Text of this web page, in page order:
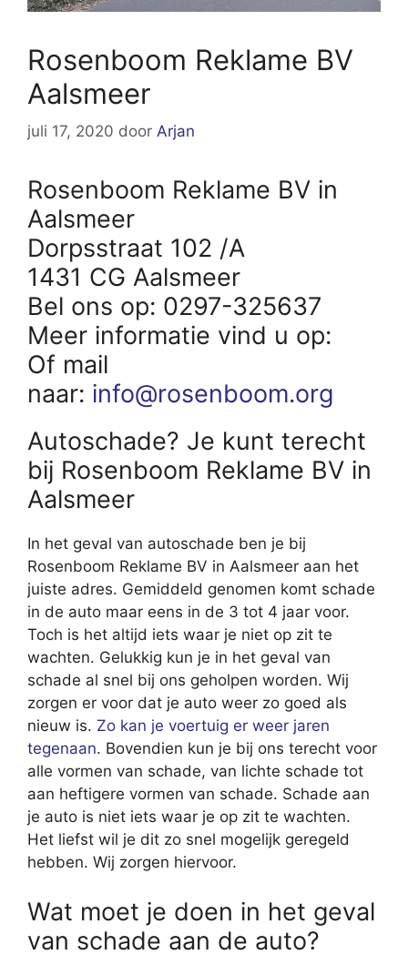
Rosenboom Reklame BV
Aalsmeer
juli 17, 2020 door Arjan
Rosenboom Reklame BV in
Aalsmeer
Dorpsstraat 102 /A
1431 CG Aalsmeer
Bel ons op: 0297-325637
Meer informatie vind u op:
Of mail
naar: info@rosenboom.org
Autoschade? Je kunt terecht
bij Rosenboom Reklame BV in
Aalsmeer
In het geval van autoschade ben je bij
Rosenboom Reklame BV in Aalsmeer aan het
juiste adres. Gemiddeld genomen komt schade
in de auto maar eens in de 3 tot 4 jaar voor.
Toch is het altijd iets waar je niet op zit te
wachten. Gelukkig kun je in het geval van
schade al snel bij ons geholpen worden. Wij
zorgen er voor dat je auto weer zo goed als
nieuw is. Zo kan je voertuig er weer jaren
tegenaan. Bovendien kun je bij ons terecht voor
alle vormen van schade, van lichte schade tot
aan heftigere vormen van schade. Schade aan
je auto is niet iets waar je op zit te wachten.
Het liefst wil je dit zo snel mogelijk geregeld
hebben. Wij zorgen hiervoor.
Wat moet je doen in het geval
van schade aan de auto?